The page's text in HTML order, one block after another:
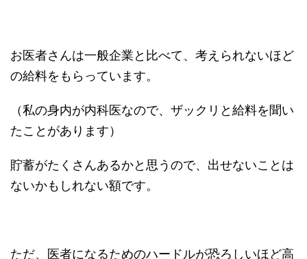
お医者さんは一般企業と比べて、考えられないほど
の給料をもらっています。
（私の身内が内科医なので、ザックリと給料を聞い
たことがあります）
貯蓄がたくさんあるかと思うので、出せないことは
ないかもしれない額です。
ただ、医者になるためのハードルが恐ろしいほど高